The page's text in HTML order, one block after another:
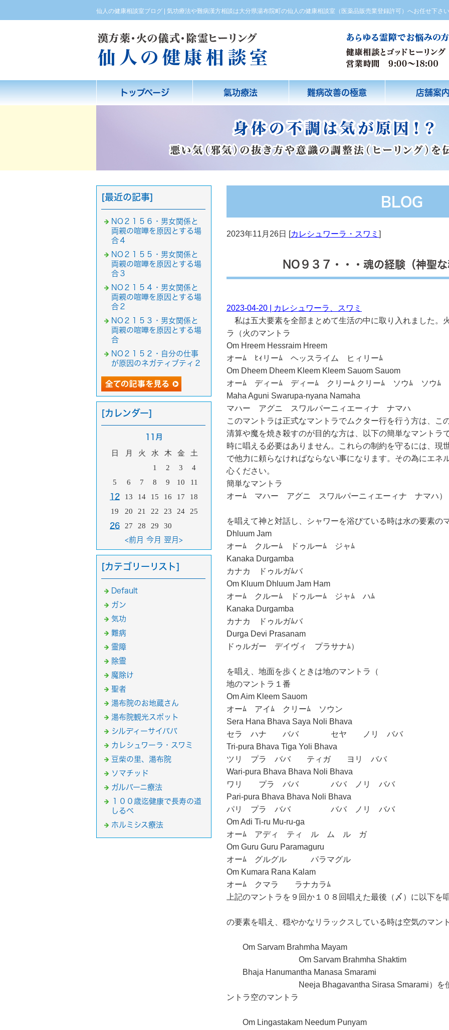
仙人の健康相談室ブログ | 気功療法や難病漢方相談は大分県湯布院町の仙人の健康相談室（医薬品販売業登録許可）へお任せ下さい
トップページ 氣功療法 難病改善の極意 店舗案内
BLOG
2023年11月26日 [カレシュワーラ・スワミ ]
NO９３７・・・魂の経験（神聖な
2023-04-20 | カレシュワーラ、スワミ
私は五大要素を全部まとめて生活の中に取り入れました。
ラ（火のマントラ
Om Hreem Hessraim Hreem
オーﾑ ﾋｨリーﾑ ヘッスライム ヒィリーﾑ
Om Dheem Dheem Kleem Kleem Sauom Sauom
オーﾑ ディーﾑ ディーﾑ クリーﾑ クリーﾑ ソウﾑ ソウﾑ
Maha Aguni Swarupa-nyana Namaha
マハー アグニ スワルパーニィエーィナ ナマハ
このマントラは正式なマントラでムクター行を行う方は、こ
清算や魔を焼き殺すのが目的な方は、以下の簡単なマントラ
時に唱える必要はありません。これらの制約を守るには、現
で他力に頼らなければならない事になります。その為にエネ
心ください。
簡単なマントラ
オーﾑ マハー アグニ スワルパーニィエーィナ ナマハ）
を唱えて神と対話し、シャワーを浴びている時は水の要素の
Dhluum Jam
オーﾑ クルーﾑ ドゥルーﾑ ジャﾑ
Kanaka Durgamba
カナカ ドゥルガﾑバ
Om Kluum Dhluum Jam Ham
オーﾑ クルーﾑ ドゥルーﾑ ジャﾑ ハﾑ
Kanaka Durgamba
カナカ ドゥルガﾑバ
Durga Devi Prasanam
ドゥルガー デイヴィ プラサナﾑ）
を唱え、地面を歩くときは地のマントラ（
地のマントラ１番
Om Aim Kleem Sauom
オーﾑ アイﾑ クリーﾑ ソウン
Sera Hana Bhava Saya Noli Bhava
セラ ハナ ババ セヤ ノリ ババ
Tri-pura Bhava Tiga Yoli Bhava
ツリ プラ ババ ティガ ヨリ ババ
Wari-pura Bhava Bhava Noli Bhava
ワリ プラ ババ ババ ノリ ババ
Pari-pura Bhava Bhava Noli Bhava
パリ プラ ババ ババ ノリ ババ
Om Adi Ti-ru Mu-ru-ga
オーﾑ アディ ティ ル ム ル ガ
Om Guru Guru Paramaguru
オーﾑ グルグル パラマグル
Om Kumara Rana Kalam
オーﾑ クマラ ラナカラﾑ
上記のマントラを９回か１０８回唱えた最後（〆）に以下を
の要素を唱え、穏やかなリラックスしている時は空気のマ
Om Sarvam Brahmha Mayam
Om Sarvam Brahmha Shaktim
Bhaja Hanumantha Manasa Smarami
Neeja Bhagavantha Sirasa Smarami）を使いま
ントラ空のマントラ
Om Lingastakam Needum Punyam
[最近の記事]
NO２１５６・男女関係と
両親の喧嘩を原因とする場
合４
NO２１５５・男女関係と
両親の喧嘩を原因とする場
合３
NO２１５４・男女関係と
両親の喧嘩を原因とする場
合２
NO２１５３・男女関係と
両親の喧嘩を原因とする場
合
NO２１５２・自分の仕事
が原因のネガティブティ２
[カレンダー]
11月
日 月 火 水 木 金
土
1
2 3
4
5
6 7 8 9 10 11
12 13 14 15 16 17
18
19
20 21 22 23 24 25
26 27 28 29 30
<前月 今月 翌月>
[カテゴリーリスト]
Default
ガン
気功
難病
霊障
除霊
魔除け
聖者
湯布院のお地蔵さん
湯布院観光スポット
シルディーサイババ
カレシュワーラ・スワミ
豆柴の里、湯布院
ソマチッド
ガルバーニ療法
１００歳迄健康で長寿の道
しるべ
ホルミシス療法